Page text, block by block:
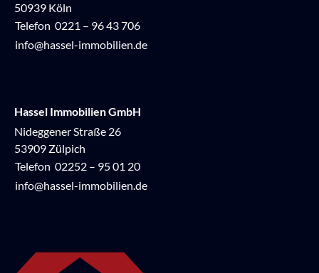
50939 Köln
Telefon 0221 – 96 43 706
info@hassel-immobilien.de
Hassel Immobilien GmbH
Nideggener Straße 26
53909 Zülpich
Telefon 02252 – 95 01 20
info@hassel-immobilien.de